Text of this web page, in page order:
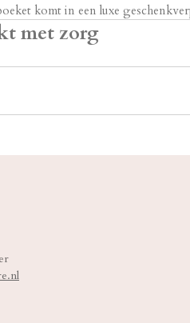
komt in een luxe
met zorg